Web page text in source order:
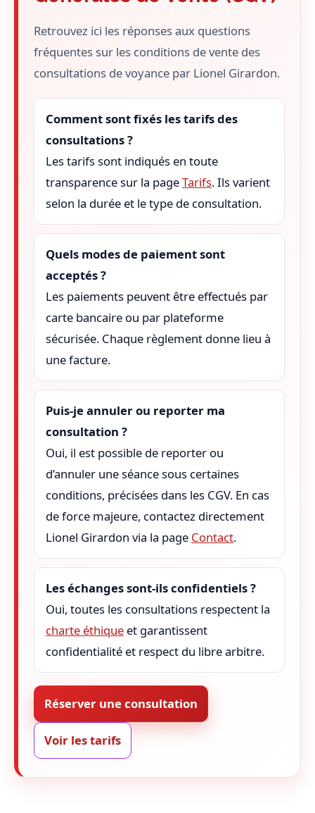
Retrouvez ici les réponses aux questions
fréquentes sur les conditions de vente des
consultations de voyance par Lionel Girardon.
Comment sont fixés les tarifs des
consultations ?
Les tarifs sont indiqués en toute
transparence sur la pageTarifs. Ils varient
selon la durée et le type de consultation.
Quels modes de paiement sont
acceptés ?
Les paiements peuvent être effectués par
carte bancaire ou par plateforme
sécurisée. Chaque règlement donne lieu à
une facture.
Puis-je annuler ou reporter ma
consultation ?
Oui, il est possible de reporter ou
d’annuler une séance sous certaines
conditions, précisées dans les CGV. En cas
de force majeure, contactez directement
Lionel Girardon via la page Contact.
Les échanges sont-ils confidentiels ?
Oui, toutes les consultations respectent la
charte éthique et garantissent
confidentialité et respect du libre arbitre.
Réserver une consultation
Voir les tarifs